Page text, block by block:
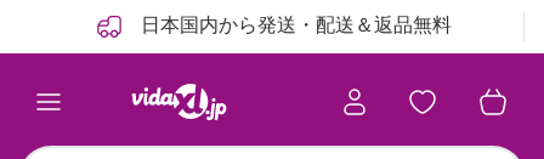
日本国内から発送・配送＆返品無料